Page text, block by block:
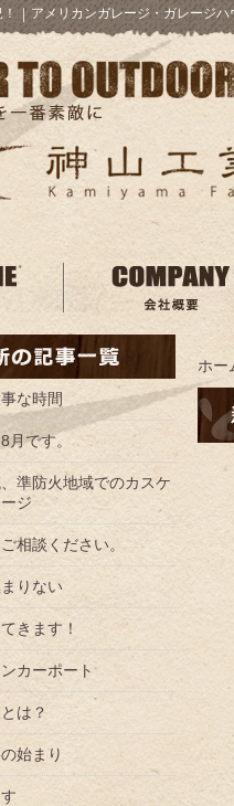
！｜ アメリカンガレージ・ガレージ
ホー
な時間
月です。
準防火地域でのカスケ
ジ
相談ください。
りない
きます！
カーポート
は？
始まり